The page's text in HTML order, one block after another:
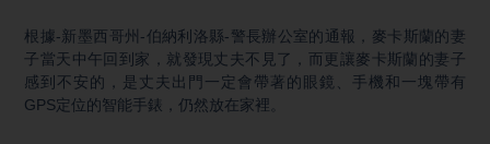
根據-新墨西哥州-伯納利洛縣-警長辦公室的通報，麥卡斯蘭的妻
子當天中午回到家，就發現丈夫不見了，而更讓麥卡斯蘭的妻子
感到不安的，是丈夫出門一定會帶著的眼鏡、手機和一塊帶有
GPS定位的智能手錶，仍然放在家裡。